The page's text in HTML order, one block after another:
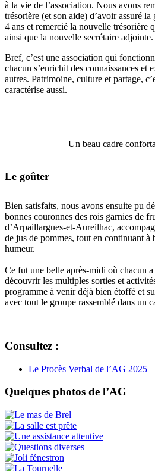
à la vie de l’association. Nous avons
trésorière (et son aide) d’avoir assuré
4 ans et remercié la nouvelle trésorière
ainsi que la nouvelle secrétaire adjointe.
Bref, c’est une association qui
chacun s’enrichit des connaissances et
autres. Patrimoine, culture et partage,
caractérise aussi.
Un beau cadre
Le goûter
Bien satisfaits, nous avons ensuite pu
bonnes couronnes des rois garnies de
d’Arpaillargues-et-Aureilhac,
de jus de pommes, tout en continuant à
humeur.
Ce fut une belle après-midi où chacun
découvrir les multiples sorties et
programme à venir déjà bien étoffé et
avec tout le groupe rassemblé dans un
Consultez :
Le Procès Verbal de l’AG 2025
Quelques photos de l’AG